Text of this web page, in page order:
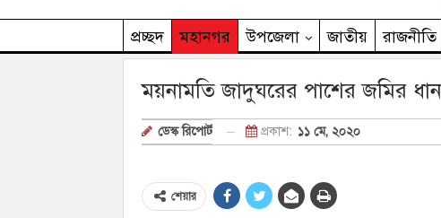
প্রচ্ছদ মহানগর উপজেলা জাতীয় রাজনীতি
ময়নামতি জাদুঘরের পাশের জমির ধান
ডেস্ক রিপোর্ট প্রকাশ: ১১ মে, ২০২০
শেয়ার